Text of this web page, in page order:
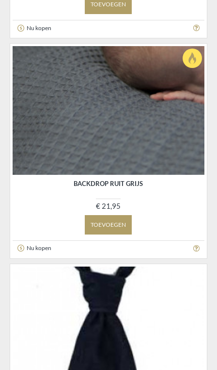
TOEVOEGEN
Nu kopen
BACKDROP RUIT GRIJS
€ 21,95
TOEVOEGEN
Nu kopen